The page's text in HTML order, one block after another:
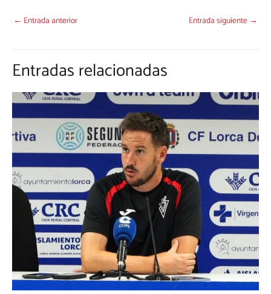
← Entrada anterior Entrada siguiente →
Entradas relacionadas